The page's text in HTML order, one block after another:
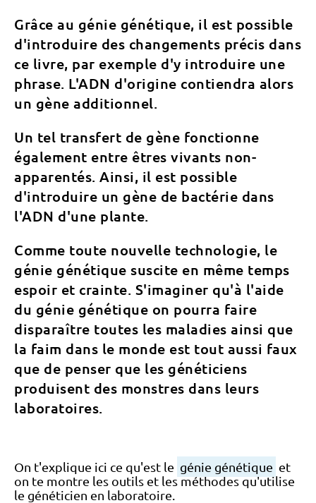
Grâce au génie génétique, il est possible
d'introduire des changements précis dans
ce livre, par exemple d'y introduire une
phrase. L'ADN d'origine contiendra alors
un gène additionnel.
Un tel transfert de gène fonctionne
également entre êtres vivants non-
apparentés. Ainsi, il est possible
d'introduire un gène de bactérie dans
l'ADN d'une plante.
Comme toute nouvelle technologie, le
génie génétique suscite en même temps
espoir et crainte. S'imaginer qu'à l'aide
du génie génétique on pourra faire
disparaître toutes les maladies ainsi que
la faim dans le monde est tout aussi faux
que de penser que les généticiens
produisent des monstres dans leurs
laboratoires.
On t'explique ici ce qu'est le génie génétique et
on te montre les outils et les méthodes qu'utilise
le généticien en laboratoire.